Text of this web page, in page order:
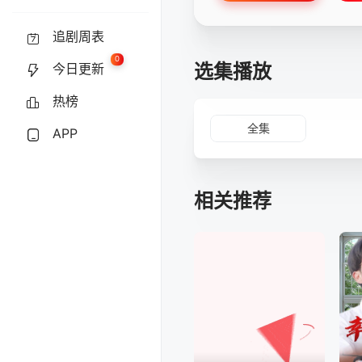
追剧周表
今日更新
0
热榜
APP
选集播放
全集
相关推荐